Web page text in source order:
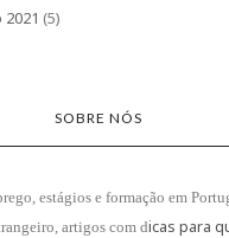
(5)
SOBRE NÓS
estágios e formação em
, artigos com dicas para